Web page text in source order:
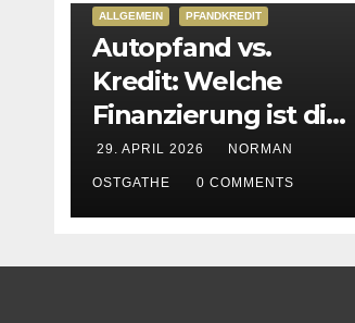
ALLGEMEIN PFANDKREDIT
Autopfand vs.
Kredit: Welche
Finanzierung ist die
bessere Wahl?
29. APRIL 2026 NORMAN
OSTGATHE 0 COMMENTS